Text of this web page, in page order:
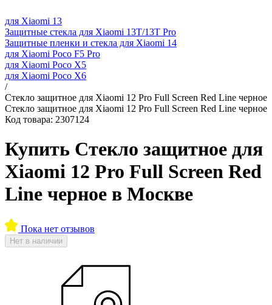
для Xiaomi 13
Защитные стекла для Xiaomi 13T/13T Pro
Защитные пленки и стекла для Xiaomi 14
для Xiaomi Poco F5 Pro
для Xiaomi Poco X5
для Xiaomi Poco X6
/
Стекло защитное для Xiaomi 12 Pro Full Screen Red Line черное
Стекло защитное для Xiaomi 12 Pro Full Screen Red Line черное
Код товара: 2307124
Купить Стекло защитное для
Xiaomi 12 Pro Full Screen Red
Line черное в Москве
Пока нет отзывов
Нет в наличии